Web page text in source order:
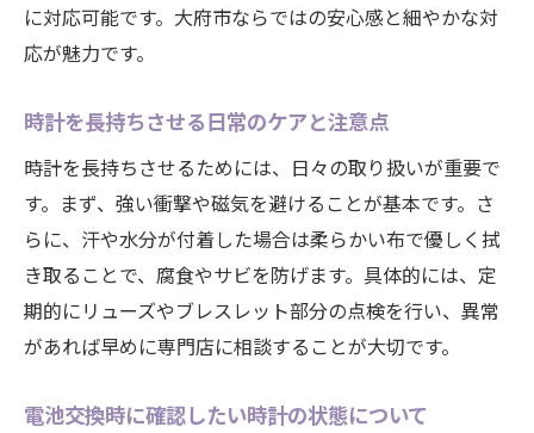
に対応可能です。大府市ならではの安心感と細やかな対
応が魅力です。
時計を長持ちさせる日常のケアと注意点
時計を長持ちさせるためには、日々の取り扱いが重要で
す。まず、強い衝撃や磁気を避けることが基本です。さ
らに、汗や水分が付着した場合は柔らかい布で優しく拭
き取ることで、腐食やサビを防げます。具体的には、定
期的にリューズやブレスレット部分の点検を行い、異常
があれば早めに専門店に相談することが大切です。
電池交換時に確認したい時計の状態について